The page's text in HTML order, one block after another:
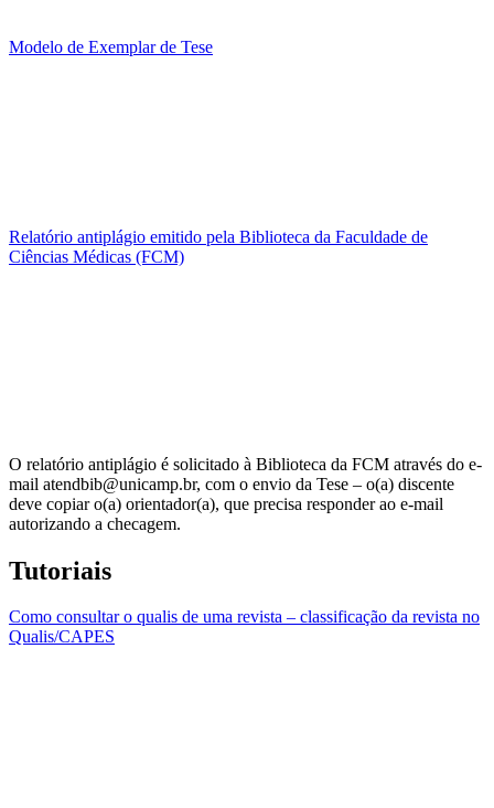
Modelo de Exemplar de Tese
Relatório antiplágio emitido pela Biblioteca da Faculdade de
Ciências Médicas (FCM)
O relatório antiplágio é solicitado à Biblioteca da FCM através do e-
mail atendbib@unicamp.br, com o envio da Tese – o(a) discente
deve copiar o(a) orientador(a), que precisa responder ao e-mail
autorizando a checagem.
Tutoriais
Como consultar o qualis de uma revista – classificação da revista no
Qualis/CAPES